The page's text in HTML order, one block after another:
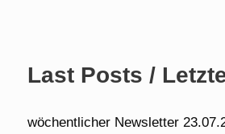
Last Posts /
wöchentlicher Newsletter